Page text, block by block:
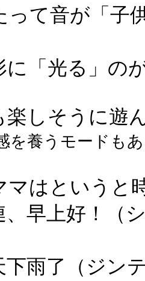
って音が「子
に「光る」の
しそうに遊
養うモードも
マはというと
早上好！（
雨了（ジン